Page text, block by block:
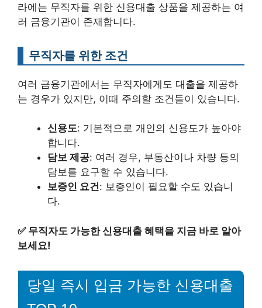
라에는 무직자를 위한 신용대출 상품을 제공하는 여
러 금융기관이 존재합니다.
무직자를 위한 조건
여러 금융기관에서는 무직자에게도 대출을 제공하
는 경우가 있지만, 이때 주의할 조건들이 있습니다.
신용도: 기본적으로 개인의 신용도가 높아야
합니다.
담보 제공: 여러 경우, 부동산이나 차량 등의
담보를 요구할 수 있습니다.
보증인 요건: 보증인이 필요할 수도 있습니
다.
✅ 무직자도 가능한 신용대출 혜택을 지금 바로 알아
보세요!
당일 즉시 입금 가능한 신용대출